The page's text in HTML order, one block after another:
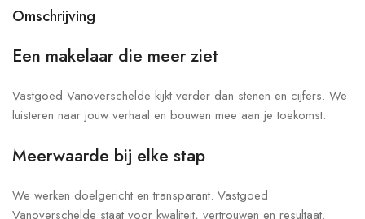
Omschrijving
Een makelaar die meer ziet
Vastgoed Vanoverschelde kijkt verder dan stenen en cijfers. We
luisteren naar jouw verhaal en bouwen mee aan je toekomst.
Meerwaarde bij elke stap
We werken doelgericht en transparant. Vastgoed
Vanoverschelde staat voor kwaliteit, vertrouwen en resultaat.